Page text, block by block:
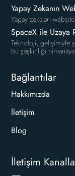
Yapay Zekanın
Yapay zekaları
SpaceX ile Uzaya
Teknoloji, gelişimiyle
bu şaşkınlığı
Bağlantılar
Hakkımızda
İletişim
Blog
İletişim